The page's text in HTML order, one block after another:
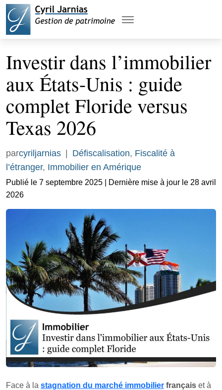
Investir dans l’immobilier
aux États-Unis : guide
complet Floride versus
Texas 2026
parcyriljarnias Défiscalisation, Fiscalité à
l’étranger, Immobilier en Amérique
Publié le 7 septembre 2025 | Dernière mise à jour le 28 avril
2026
Face à la stagnation du marché immobilier français et à